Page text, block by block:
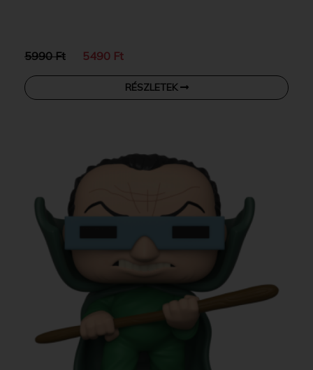
5990 Ft 5490 Ft
RÉSZLETEK